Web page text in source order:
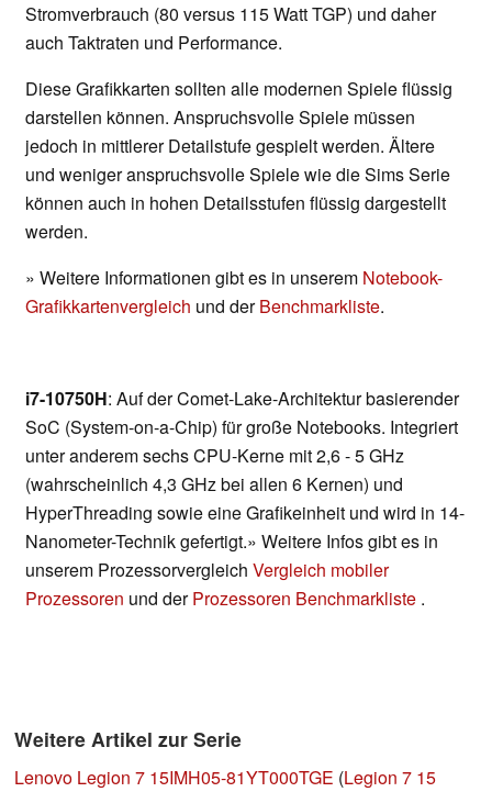
Stromverbrauch (80 versus 115 Watt TGP) und daher
auch Taktraten und Performance.
Diese Grafikkarten sollten alle modernen Spiele flüssig
darstellen können. Anspruchsvolle Spiele müssen
jedoch in mittlerer Detailstufe gespielt werden. Ältere
und weniger anspruchsvolle Spiele wie die Sims Serie
können auch in hohen Detailsstufen flüssig dargestellt
werden.
» Weitere Informationen gibt es in unserem Notebook-
Grafikkartenvergleich und derBenchmarkliste.
i7-10750H: Auf der Comet-Lake-Architektur basierender
SoC (System-on-a-Chip) für große Notebooks. Integriert
unter anderem sechs CPU-Kerne mit 2,6 - 5 GHz
(wahrscheinlich 4,3 GHz bei allen 6 Kernen) und
HyperThreading sowie eine Grafikeinheit und wird in 14-
Nanometer-Technik gefertigt.» Weitere Infos gibt es in
unserem Prozessorvergleich Vergleich mobiler
Prozessoren und derProzessoren Benchmarkliste .
Weitere Artikel zur Serie
Lenovo Legion 7 15IMH05-81YT000TGE (Legion 7 15